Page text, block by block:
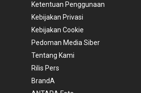
Ketentuan Penggunaan
Kebijakan Privasi
Kebijakan Cookie
Pedoman Media Siber
Tentang Kami
Rilis Pers
BrandA